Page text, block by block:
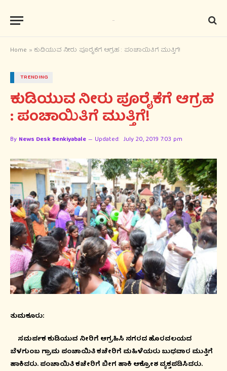
Home »ಕುಡಿಯುವ ನೀರು ಪೂರೈಕೆಗೆ ಆಗ್ರಹ : ಪಂಚಾಯಿತಿಗೆ ಮುತ್ತಿಗೆ!
TRENDING
ಕುಡಿಯುವ ನೀರು ಪೂರೈಕೆಗೆ ಆಗ್ರಹ
: ಪಂಚಾಯಿತಿಗೆ ಮುತ್ತಿಗೆ!
By News Desk Benkiyabale Updated: July 20, 2019 7:03 pm
ತುಮಕೂರು:
ಸಮರ್ಪಕ ಕುಡಿಯುವ ನೀರಿಗೆ ಆಗ್ರಹಿಸಿ ನಗರದ ಹೊರವಲಯದ
ಬೆಳಗುಂಬ ಗ್ರಾಮ ಪಂಚಾಯಿತಿ ಕಚೇರಿಗೆ ಮಹಿಳೆಯರು ಬುಧವಾರ ಮುತ್ತಿಗೆ
ಹಾಕಿದರು. ಪಂಚಾಯಿತಿ ಕಚೇರಿಗೆ ಬೀಗ ಹಾಕಿ ಆಕ್ರೋಶ ವ್ಯಕ್ತಪಡಿಸಿದರು.